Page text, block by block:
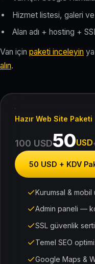
Hizmet listesi, galeri
Alan adı + hosting +
Van için paketi inceleyin
alın.
Hazır Web Site Paketi
100 USD50USD
50 USD + KDV
Kurumsal &
Admin paneli —
SSL güvenlik
Temel SEO
Google Maps &